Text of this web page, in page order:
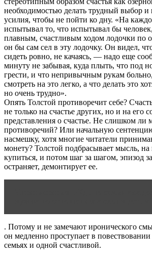
необходимостью делать трудный выбор и
усилия, чтобы не пойти ко дну. «На
испытывал то, что испытывал бы
плавным, счастливым ходом лодочки по
он бы сам сел в эту лодочку. Он видел,
сидеть ровно, не качаясь, — надо еще
минуту не забывая, куда плыть, что под
грести, и что непривычным рукам
смотреть на это легко, а что делать это
но очень трудно».
Опять Толстой противоречит себе?
не только на счастье других, но и на его
представления о счастье. Не слишком ли
противоречий? Или начальную
насмешку, хотя многие читатели
монету? Толстой подбрасывает мысль, на
купиться, и потом шаг за шагом, эпизод
остраняет, демонтирует ее.
. Потому и не замечают иронического
он медленно проступает в
семьях и одной счастливой.